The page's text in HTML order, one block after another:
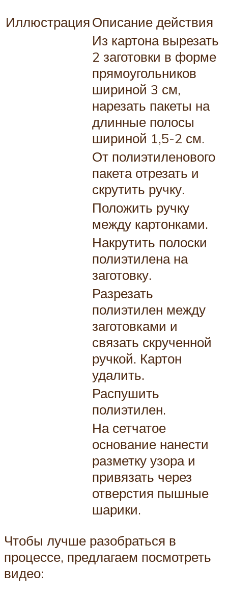
ИллюстрацияОписание действия
Из картона вырезать
2 заготовки в форме
прямоугольников
шириной 3 см,
нарезать пакеты на
длинные полосы
шириной 1,5-2 см.
От полиэтиленового
пакета отрезать и
скрутить ручку.
Положить ручку
между картонками.
Накрутить полоски
полиэтилена на
заготовку.
Разрезать
полиэтилен между
заготовками и
связать скрученной
ручкой. Картон
удалить.
Распушить
полиэтилен.
На сетчатое
основание нанести
разметку узора и
привязать через
отверстия пышные
шарики.
Чтобы лучше разобраться в
процессе, предлагаем посмотреть
видео: